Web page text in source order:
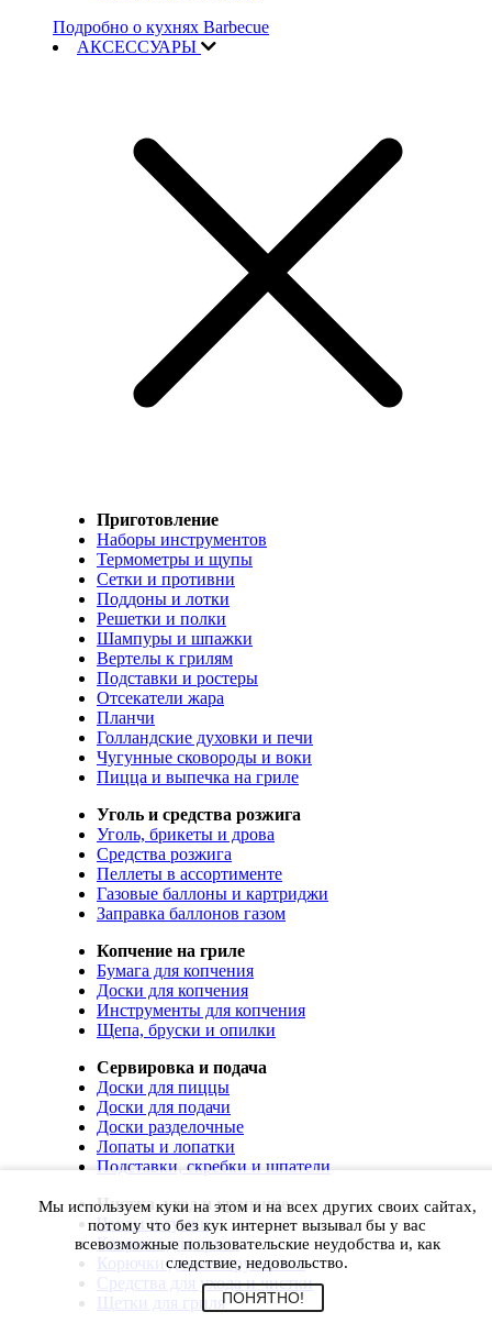
Подробно о кухнях Barbecue
АКСЕССУАРЫ
Приготовление
Наборы инструментов
Термометры и щупы
Сетки и противни
Поддоны и лотки
Решетки и полки
Шампуры и шпажки
Вертелы к грилям
Подставки и ростеры
Отсекатели жара
Планчи
Голландские духовки и печи
Чугунные сковороды и воки
Пицца и выпечка на гриле
Уголь и средства розжига
Уголь, брикеты и дрова
Средства розжига
Пеллеты в ассортименте
Газовые баллоны и картриджи
Заправка баллонов газом
Копчение на гриле
Бумага для копчения
Доски для копчения
Инструменты для копчения
Щепа, бруски и опилки
Сервировка и подача
Доски для пиццы
Доски для подачи
Доски разделочные
Лопаты и лопатки
Подставки, скребки и шпатели
Чистка, уход и хранение
Чехлы и сумки
Коврики для гриля
Корючки для инструментов
Средства для ухода и чистки
Щетки для гриля
Мы используем куки на этом и на всех других своих сайтах,
потому что без кук интернет вызывал бы у вас
всевозможные пользовательские неудобства и, как
следствие, недовольство.
ПОНЯТНО!